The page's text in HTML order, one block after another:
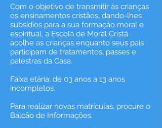
Com o objetivo de transmitir às crianças
os ensinamentos cristãos, dando-lhes
subsídios para a sua formação moral e
espiritual, a Escola de Moral Cristã
acolhe as crianças enquanto seus pais
participam de tratamentos, passes e
palestras da Casa.
Faixa etária: de 03 anos a 13 anos
incompletos.
Para realizar novas matrículas, procure o
Balcão de Informações.